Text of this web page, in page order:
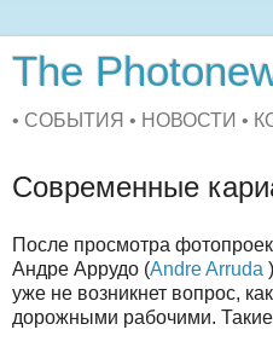
The
• СОБЫТИЯ • НОВОСТИ •
Современные
После просмотра
Андре Аррудо (Andre Arruda
уже не возникнет вопрос,
дорожными рабочими. Такие